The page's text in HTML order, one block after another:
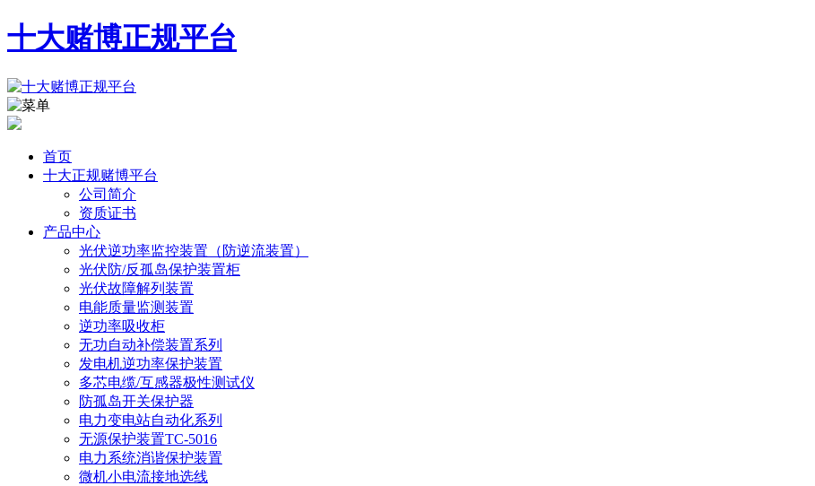
十大赌博正规平台
首页
十大正规赌博平台
公司简介
资质证书
产品中心
光伏逆功率监控装置（防逆流装置）
光伏防/反孤岛保护装置柜
光伏故障解列装置
电能质量监测装置
逆功率吸收柜
无功自动补偿装置系列
发电机逆功率保护装置
多芯电缆/互感器极性测试仪
防孤岛开关保护器
电力变电站自动化系列
无源保护装置TC-5016
电力系统消谐保护装置
微机小电流接地选线